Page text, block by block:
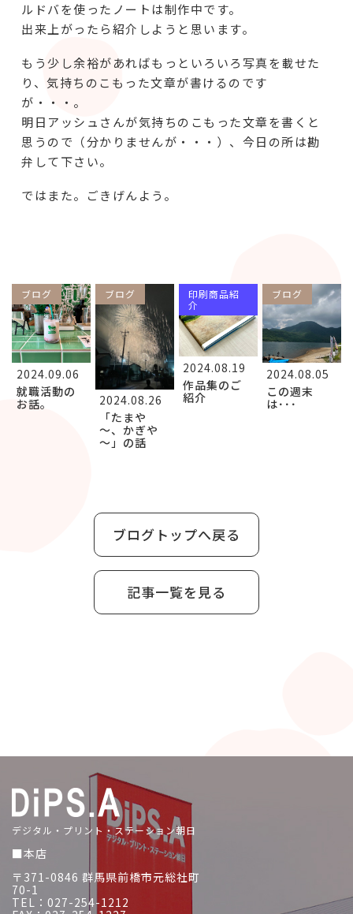
ルドバを使ったノートは制作中です。
出来上がったら紹介しようと思います。
もう少し余裕があればもっといろいろ写真を載せた
り、気持ちのこもった文章が書けるのです
が・・・。
明日アッシュさんが気持ちのこもった文章を書くと
思うので（分かりませんが・・・）、今日の所は勘
弁して下さい。
ではまた。ごきげんよう。
ブログ
2024.09.06
就職活動の
お話。
ブログ
2024.08.26
「たまや
～、かぎや
～」の話
印刷商品紹
介
2024.08.19
作品集のご
紹介
ブログ
2024.08.05
この週末
は･･･
ブログトップへ戻る
記事一覧を見る
デジタル・プリント・ステーション朝日
■本店
〒371-0846 群馬県前橋市元総社町
70-1
TEL：027-254-1212